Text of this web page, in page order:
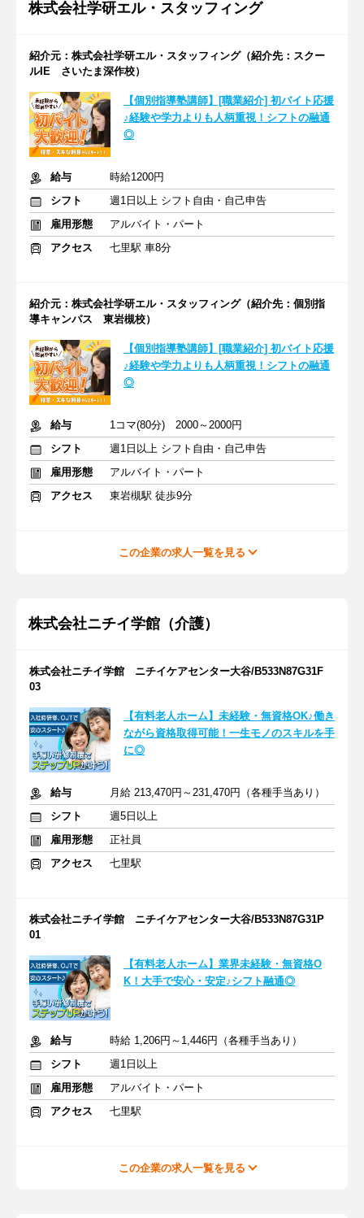
株式会社学研エル・スタッフィング
紹介元：株式会社学研エル・スタッフィング（紹介先：スクー
ルIE さいたま深作校）
【個別指導塾講師】[職業紹介] 初バイト応援
♪経験や学力よりも人柄重視！シフトの融通
◎
給与
時給1200円
シフト
週1日以上 シフト自由・自己申告
雇用形態
アルバイト・パート
アクセス
七里駅 車8分
紹介元：株式会社学研エル・スタッフィング（紹介先：個別指
導キャンパス 東岩槻校）
【個別指導塾講師】[職業紹介] 初バイト応援
♪経験や学力よりも人柄重視！シフトの融通
◎
給与
1コマ(80分) 2000～2000円
シフト
週1日以上 シフト自由・自己申告
雇用形態
アルバイト・パート
アクセス
東岩槻駅 徒歩9分
この企業の求人一覧を見る
株式会社ニチイ学館（介護）
株式会社ニチイ学館 ニチイケアセンター大谷/B533N87G31F
03
【有料老人ホーム】未経験・無資格OK♪働き
ながら資格取得可能！一生モノのスキルを手
に◎
給与
月給 213,470円～231,470円（各種手当あり）
シフト
週5日以上
雇用形態
正社員
アクセス
七里駅
株式会社ニチイ学館 ニチイケアセンター大谷/B533N87G31P
01
【有料老人ホーム】業界未経験・無資格O
K！大手で安心・安定♪シフト融通◎
給与
時給 1,206円～1,446円（各種手当あり）
シフト
週1日以上
雇用形態
アルバイト・パート
アクセス
七里駅
この企業の求人一覧を見る